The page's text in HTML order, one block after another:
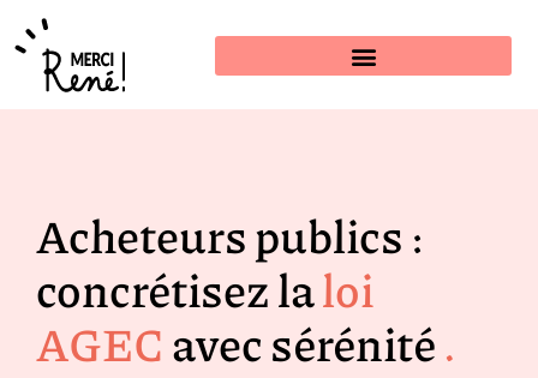
Acheteurs publics :
concrétisez laloi
AGECavec sérénité.